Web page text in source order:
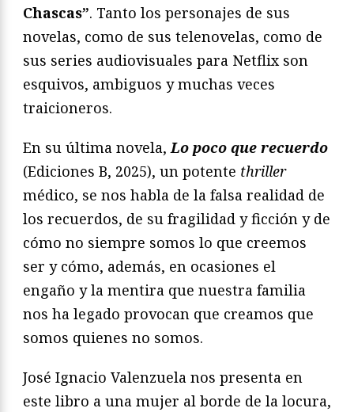
Chascas”. Tanto los personajes de sus
novelas, como de sus telenovelas, como de
sus series audiovisuales para Netflix son
esquivos, ambiguos y muchas veces
traicioneros.
En su última novela,Lo poco que recuerdo
(Ediciones B, 2025), un potente thriller
médico, se nos habla de la falsa realidad de
los recuerdos, de su fragilidad y ficción y de
cómo no siempre somos lo que creemos
ser y cómo, además, en ocasiones el
engaño y la mentira que nuestra familia
nos ha legado provocan que creamos que
somos quienes no somos.
José Ignacio Valenzuela nos presenta en
este libro a una mujer al borde de la locura,